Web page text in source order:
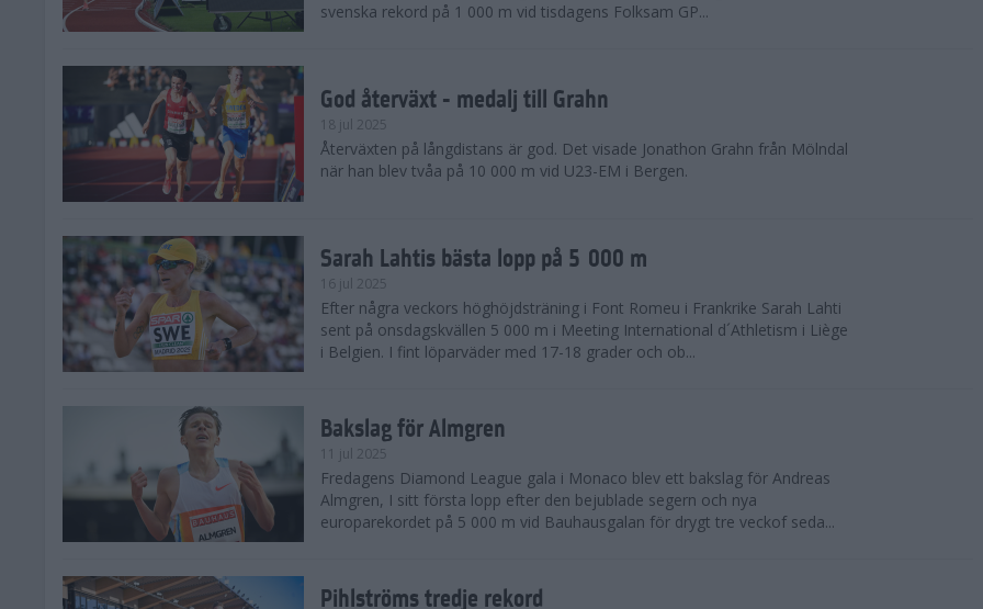
svenska rekord på 1 000 m vid tisdagens Folksam GP...
God återväxt - medalj till Grahn
18 jul 2025
Återväxten på långdistans är god. Det visade Jonathon Grahn från Mölndal
när han blev tvåa på 10 000 m vid U23-EM i Bergen.
Sarah Lahtis bästa lopp på 5 000 m
16 jul 2025
Efter några veckors höghöjdsträning i Font Romeu i Frankrike Sarah Lahti
sent på onsdagskvällen 5 000 m i Meeting International d´Athletism i Liège
i Belgien. I fint löparväder med 17-18 grader och ob...
Bakslag för Almgren
11 jul 2025
Fredagens Diamond League gala i Monaco blev ett bakslag för Andreas
Almgren, I sitt första lopp efter den bejublade segern och nya
europarekordet på 5 000 m vid Bauhausgalan för drygt tre veckof seda...
Pihlströms tredje rekord